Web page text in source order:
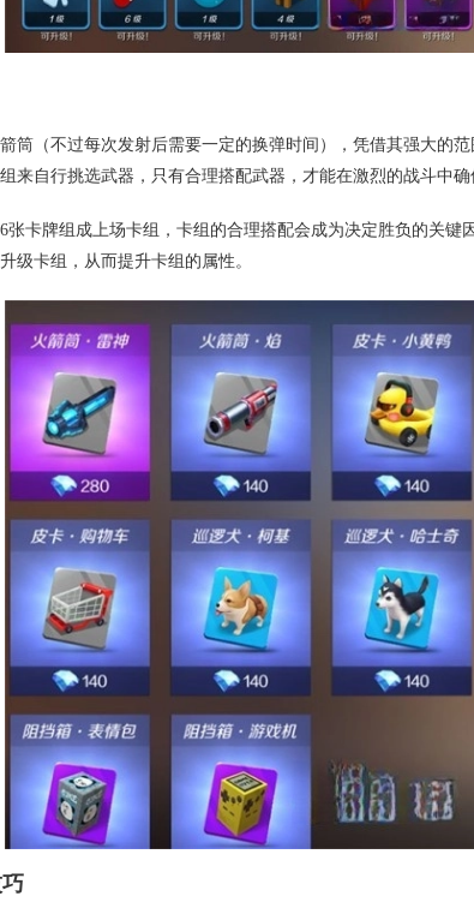
筒（不过每次发射后需要一定的换弹时间），凭借其强大的
来自行挑选武器，只有合理搭配武器，才能在激烈的战斗中确
张卡牌组成上场卡组，卡组的合理搭配会成为决定胜负的关键
级卡组，从而提升卡组的属性。